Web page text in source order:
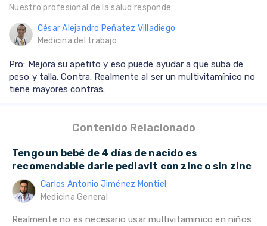
Nuestro profesional de la salud responde
César Alejandro Peñatez Villadiego
Medicina del trabajo
Pro: Mejora su apetito y eso puede ayudar a que suba de
peso y talla. Contra: Realmente al ser un multivitamínico no
tiene mayores contras.
Contenido Relacionado
Tengo un bebé de 4 días de nacido es
recomendable darle pediavit con zinc o sin zinc
Carlos Antonio Jiménez Montiel
Medicina General
Realmente no es necesario usar multivitaminico en niños